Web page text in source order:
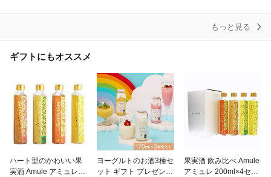
もっと見る
ギフトにもオススメ
ハート型のかわいい果
実酒 Amule アミュレ 2
ヨーグルトのお酒3種セ
ット ギフト プレゼント
果実酒 飲み比べ Amule
アミュレ 200ml×4セッ